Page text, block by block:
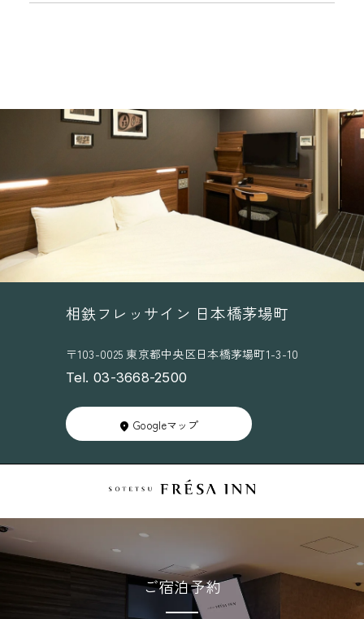
相鉄フレッサイン 日本橋茅場町
〒103-0025 東京都中央区日本橋茅場町1-3-10
Tel. 03-3668-2500
Googleマップ
ご宿泊予約